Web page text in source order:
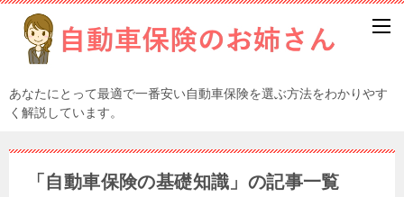
あなたにとって最適で一番安い自動車保険を選ぶ方法をわかりやす
く解説しています。
「自動車保険の基礎知識」の記事一覧